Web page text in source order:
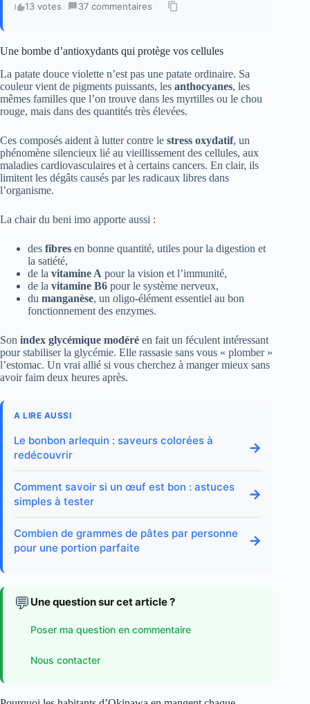
13 votes · 37 commentaires ·
Une bombe d’antioxydants qui protège vos cellules
La patate douce violette n’est pas une patate ordinaire. Sa
couleur vient de pigments puissants, les anthocyanes, les
mêmes familles que l’on trouve dans les myrtilles ou le chou
rouge, mais dans des quantités très élevées.
Ces composés aident à lutter contre le stress oxydatif, un
phénomène silencieux lié au vieillissement des cellules, aux
maladies cardiovasculaires et à certains cancers. En clair, ils
limitent les dégâts causés par les radicaux libres dans
l’organisme.
La chair du beni imo apporte aussi :
des fibres en bonne quantité, utiles pour la digestion et
la satiété,
de la vitamine A pour la vision et l’immunité,
de la vitamine B6 pour le système nerveux,
du manganèse, un oligo-élément essentiel au bon
fonctionnement des enzymes.
Son index glycémique modéré en fait un féculent intéressant
pour stabiliser la glycémie. Elle rassasie sans vous « plomber »
l’estomac. Un vrai allié si vous cherchez à manger mieux sans
avoir faim deux heures après.
A LIRE AUSSI
Le bonbon arlequin : saveurs colorées à
redécouvrir
→
Comment savoir si un œuf est bon : astuces
simples à tester
→
Combien de grammes de pâtes par personne
pour une portion parfaite
→
💬 Une question sur cet article ?
Poser ma question en commentaire
Nous contacter